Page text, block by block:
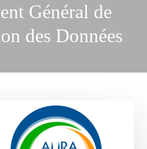
Général de
des Données